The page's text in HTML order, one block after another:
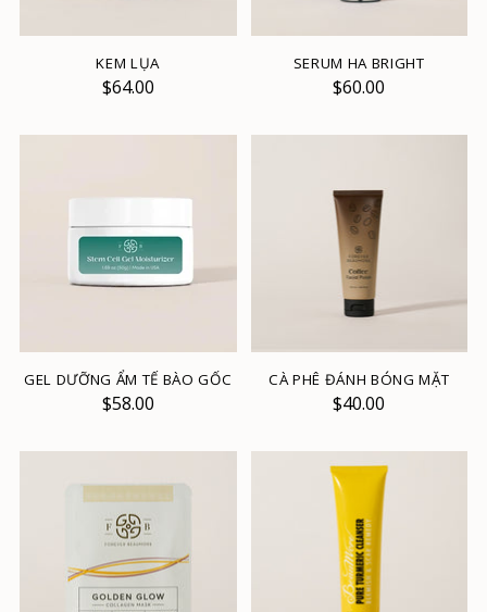
KEM LỤA
$64.00
SERUM HA BRIGHT
$60.00
GEL DƯỠNG ẨM TẾ BÀO GỐC
$58.00
CÀ PHÊ ĐÁNH BÓNG MẶT
$40.00